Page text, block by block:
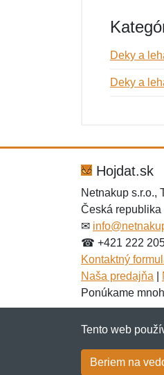
Deky a
Deky a
Správa*
Pridať
Správa*
Pridať
Hojdat.sk
Netnakup s.r.o.,
Česká republika
✉
☎ +421 222
Kontaktný
Naša predajňa
Ponúkame
Tento web
Beriem na